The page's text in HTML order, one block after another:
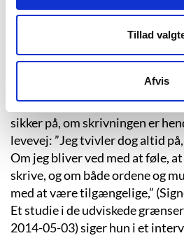
Tillad
Afvis
Ninette Larsen til at samle de
ærefrygt over for det at
er et rastløst og ungt
sikker på, om skrivningen er
levevej: ”Jeg tvivler dog altid
Om jeg bliver ved med at føle,
skrive, og om både ordene og
med at være tilgængelige,”
Et studie i de udviskede
2014-05-03) siger hun i et